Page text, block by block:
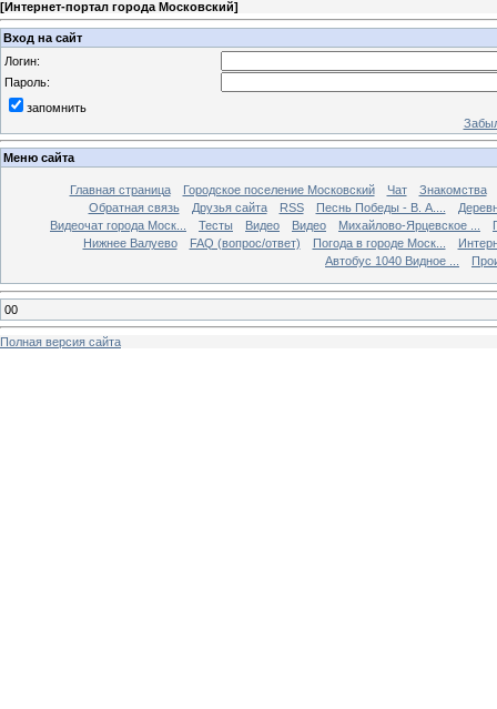
[Интернет-портал города Московский]
Вход на сайт
Логин:
Пароль:
запомнить
Меню сайта
Главная страница Городское поселение Московский Чат
Знакомства
Обратная связь
Друзья сайта RSS Песнь Победы - В. А....
Видеочат города Моск...
Тесты Видео Видео Михайлово-Ярцевское ...
Нижнее Валуево
FAQ (вопрос/ответ) Погода в городе Моск...
Автобус 1040 Видное ...
00
Полная версия сайта